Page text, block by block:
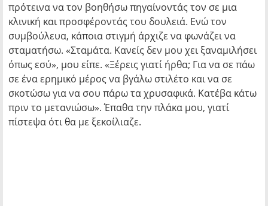
πρότεινα να τον βοηθήσω πηγαίνοντάς τον σε μια
κλινική και προσφέροντάς του δουλειά. Ενώ τον
συμβούλευα, κάποια στιγμή άρχιζε να φωνάζει να
σταματήσω. «Σταμάτα. Κανείς δεν μου χει ξαναμιλήσει
όπως εσύ», μου είπε. «Ξέρεις γιατί ήρθα; Για να σε πάω
σε ένα ερημικό μέρος να βγάλω στιλέτο και να σε
σκοτώσω για να σου πάρω τα χρυσαφικά. Κατέβα κάτω
πριν το μετανιώσω». Έπαθα την πλάκα μου, γιατί
πίστεψα ότι θα με ξεκοίλιαζε.